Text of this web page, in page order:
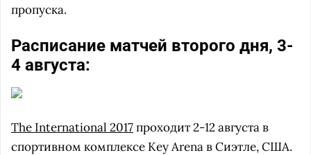
пропуска.
Расписание матчей второго дня, 3-
4 августа:
The International 2017проходит 2-12 августа в
спортивном комплексе Key Arena в Сиэтле, США.